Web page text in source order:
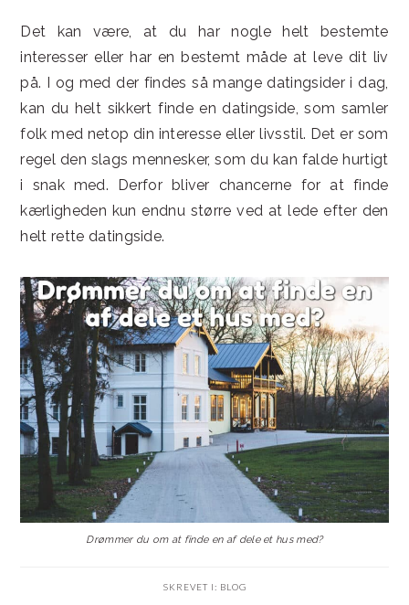
Det kan være, at du har nogle helt bestemte
interesser eller har en bestemt måde at leve dit liv
på. I og med der findes så mange datingsider i dag,
kan du helt sikkert finde en datingside, som samler
folk med netop din interesse eller livsstil. Det er som
regel den slags mennesker, som du kan falde hurtigt
i snak med. Derfor bliver chancerne for at finde
kærligheden kun endnu større ved at lede efter den
helt rette datingside.
Drømmer du om at finde en af dele et hus med?
SKREVET I: BLOG